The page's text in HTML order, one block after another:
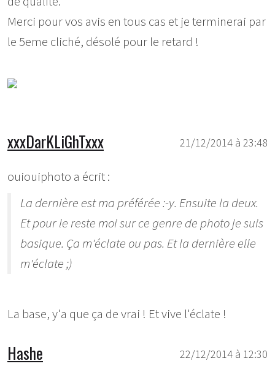
Merci pour vos avis en tous cas et je terminerai par
le 5eme cliché, désolé pour le retard !
21/12/2014 à 23:48
xxxDarKLiGhTxxx
ouiouiphoto a écrit :
La dernière est ma préférée :-y. Ensuite la deux.
Et pour le reste moi sur ce genre de photo je suis
basique. Ça m'éclate ou pas. Et la dernière elle
m'éclate ;)
La base, y'a que ça de vrai ! Et vive l'éclate !
22/12/2014 à 12:30
Hashe